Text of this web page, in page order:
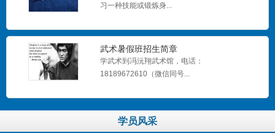
习一种技能或锻炼身...
武术暑假班招生简章
学武术到冯沅翔武术馆，电话：
18189672610（微信同号...
学员风采
报！拼搏实现梦想 ...
2024年兰州市城关区青少年综合运动会
2024年兰州市城关区青少年综合运动会学员获奖